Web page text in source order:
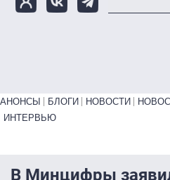
Primary links bottom
АНОНСЫ БЛОГИ НОВОСТИ
ИНТЕРВЬЮ
В Минцифры